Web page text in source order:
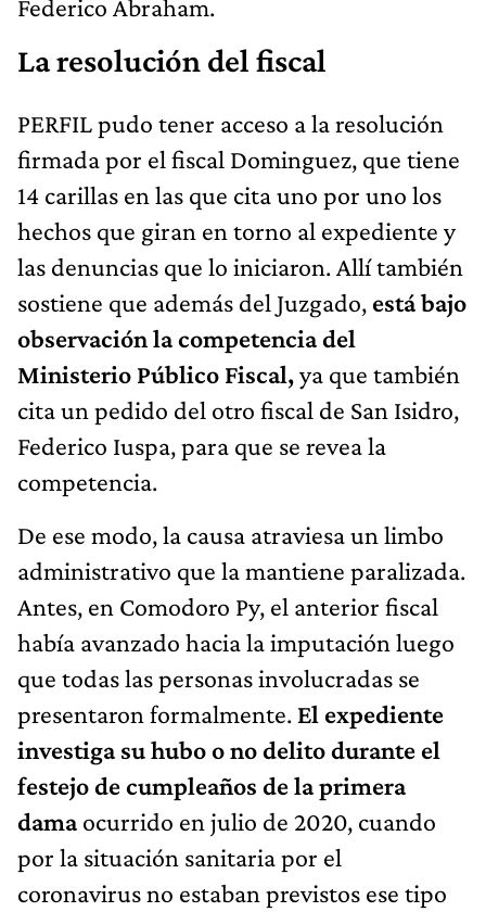
Federico Abraham.
La resolución del fiscal
PERFIL pudo tener acceso a la resolución
firmada por el fiscal Dominguez, que tiene
14 carillas en las que cita uno por uno los
hechos que giran en torno al expediente y
las denuncias que lo iniciaron. Allí también
sostiene que además del Juzgado, está bajo
observación la competencia del
Ministerio Público Fiscal,ya que también
cita un pedido del otro fiscal de San Isidro,
Federico Iuspa, para que se revea la
competencia.
De ese modo, la causa atraviesa un limbo
administrativo que la mantiene paralizada.
Antes, en Comodoro Py, el anterior fiscal
había avanzado hacia la imputación luego
que todas las personas involucradas se
presentaron formalmente. El expediente
investiga su hubo o no delito durante el
festejo de cumpleaños de la primera
damaocurrido en julio de 2020, cuando
por la situación sanitaria por el
coronavirus no estaban previstos ese tipo